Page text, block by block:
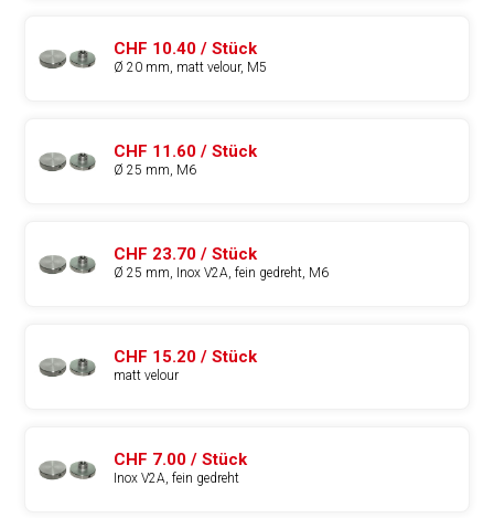
CHF 10.40 / Stück
Ø 20 mm, matt velour, M5
CHF 11.60 / Stück
Ø 25 mm, M6
CHF 23.70 / Stück
Ø 25 mm, Inox V2A, fein gedreht, M6
CHF 15.20 / Stück
matt velour
CHF 7.00 / Stück
Inox V2A, fein gedreht